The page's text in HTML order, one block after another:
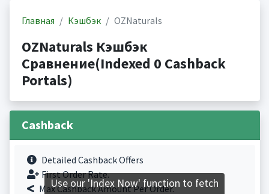
Главная Кэшбэк OZNaturals
OZNaturals Кэшбэк
Сравнение(Indexed 0 Cashback
Portals)
Cashback
Detailed Cashback Offers
First Order Rate.
Max Cashback Amount Per Order.
Use our 'Index Now' function to fetch